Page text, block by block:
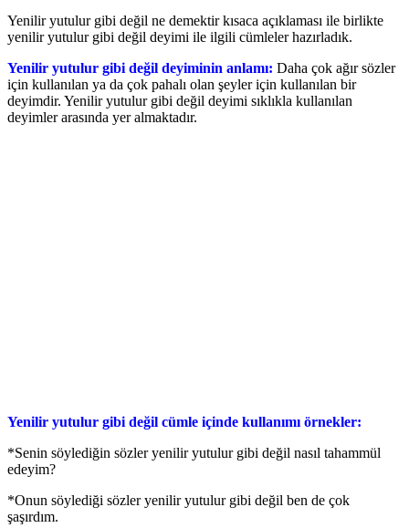
Yenilir yutulur gibi değil ne demektir kısaca açıklaması ile birlikte
yenilir yutulur gibi değil deyimi ile ilgili cümleler hazırladık.
Yenilir yutulur gibi değil deyiminin anlamı: Daha çok ağır sözler
için kullanılan ya da çok pahalı olan şeyler için kullanılan bir
deyimdir. Yenilir yutulur gibi değil deyimi sıklıkla kullanılan
deyimler arasında yer almaktadır.
Yenilir yutulur gibi değil cümle içinde kullanımı örnekler:
*Senin söylediğin sözler yenilir yutulur gibi değil nasıl tahammül
edeyim?
*Onun söylediği sözler yenilir yutulur gibi değil ben de çok
şaşırdım.